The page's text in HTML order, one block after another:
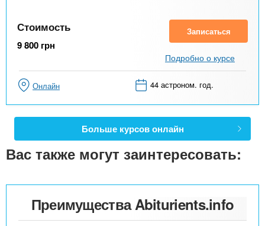
Стоимость
9 800 грн
Записаться
Подробно о курсе
Онлайн 44 астроном. год.
Больше курсов онлайн
Вас также могут заинтересовать:
Преимущества Abiturients.info